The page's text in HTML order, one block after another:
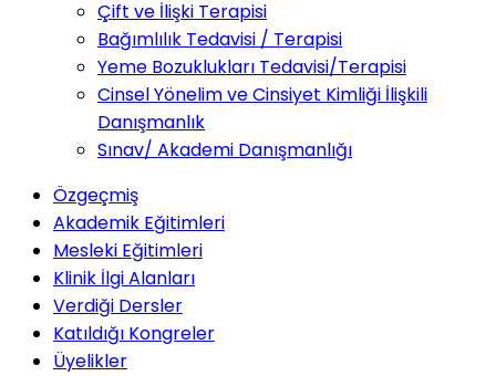
Çift ve İlişki Terapisi
Bağımlılık Tedavisi / Terapisi
Yeme Bozuklukları Tedavisi/Terapisi
Cinsel Yönelim ve Cinsiyet Kimliği İlişkili
Danışmanlık
Sınav/ Akademi Danışmanlığı
Özgeçmiş
Akademik Eğitimleri
Mesleki Eğitimleri
Klinik İlgi Alanları
Verdiği Dersler
Katıldığı Kongreler
Üyelikler